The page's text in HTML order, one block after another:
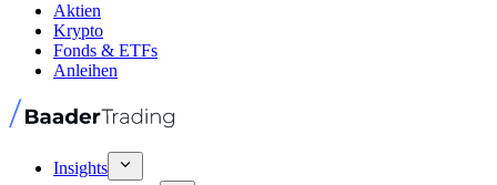
Aktien
Krypto
Fonds & ETFs
Anleihen
Insights